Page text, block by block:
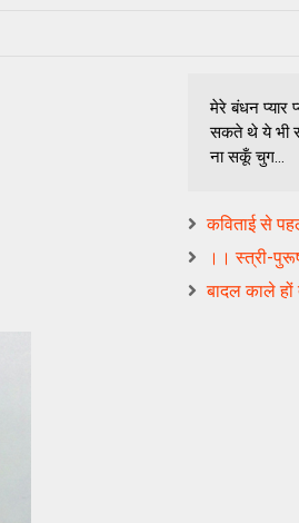
मेरे बंधन प्यार
सकते थे ये भी
ना सकूँ चुग...
कविताई से
।। स्त्री-
बादल काले हों